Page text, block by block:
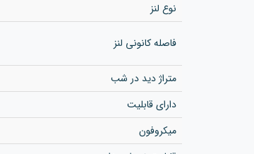
نوع لنز
فاصله کانونی لنز
متراژ دید در شب
دارای قابلیت
میکروفون